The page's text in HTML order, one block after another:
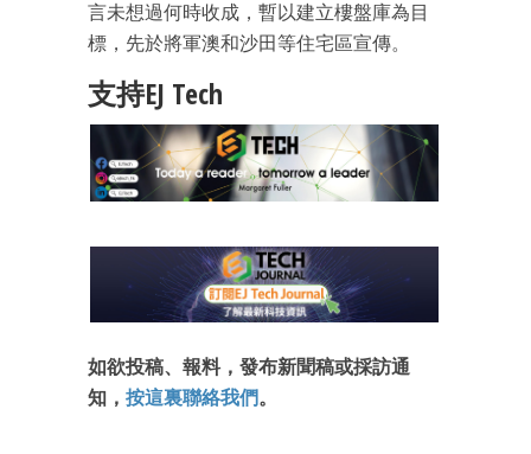
言未想過何時收成，暫以建立樓盤庫為目
標，先於將軍澳和沙田等住宅區宣傳。
支持EJ Tech
如欲投稿、報料，發布新聞稿或採訪通
知， 按這裏聯絡我們。